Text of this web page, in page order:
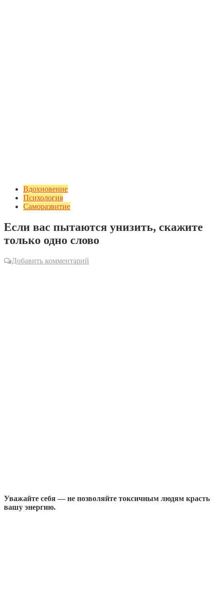
Вдохновение
Психология
Саморазвитие
Если вас пытаются унизить, скажите
только одно слово
Добавить комментарий
Уважайте себя — не позволяйте токсичным людям красть
вашу энергию.